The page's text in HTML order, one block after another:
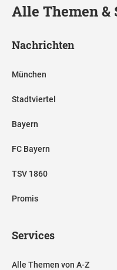
Alle Themen &
Nachrichten
München
Stadtviertel
Bayern
FC Bayern
TSV 1860
Promis
Services
Alle Themen von A-Z